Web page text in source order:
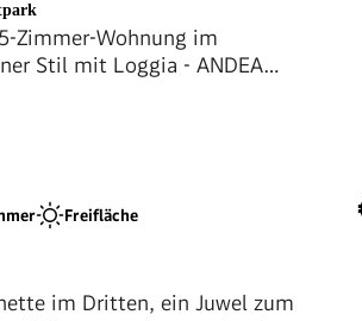
Zimmer-Wohnung im
Stil mit Loggia - ANDEA
Freifläche
im Dritten, ein Juwel zum